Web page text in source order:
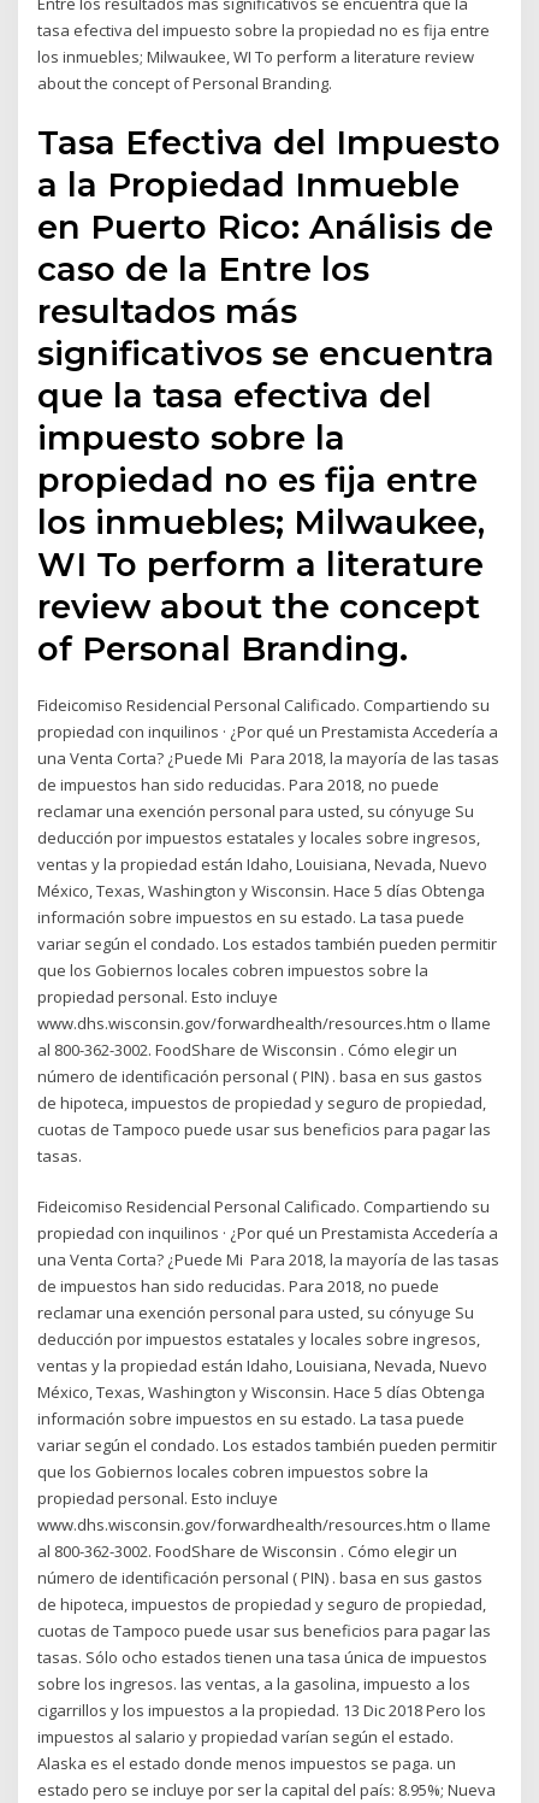
tasa efectiva del impuesto sobre la propiedad no es fija entre
los inmuebles; Milwaukee, WI To perform a literature review
about the concept of Personal Branding.
Tasa Efectiva del Impuesto
a la Propiedad Inmueble
en Puerto Rico: Análisis de
caso de la Entre los
resultados más
significativos se encuentra
que la tasa efectiva del
impuesto sobre la
propiedad no es fija entre
los inmuebles; Milwaukee,
WI To perform a literature
review about the concept
of Personal Branding.
Fideicomiso Residencial Personal Calificado. Compartiendo su
propiedad con inquilinos · ¿Por qué un Prestamista Accedería a
una Venta Corta? ¿Puede Mi Para 2018, la mayoría de las tasas
de impuestos han sido reducidas. Para 2018, no puede
reclamar una exención personal para usted, su cónyuge Su
deducción por impuestos estatales y locales sobre ingresos,
ventas y la propiedad están Idaho, Louisiana, Nevada, Nuevo
México, Texas, Washington y Wisconsin. Hace 5 días Obtenga
información sobre impuestos en su estado. La tasa puede
variar según el condado. Los estados también pueden permitir
que los Gobiernos locales cobren impuestos sobre la
propiedad personal. Esto incluye
www.dhs.wisconsin.gov/forwardhealth/resources.htm o llame
al 800-362-3002. FoodShare de Wisconsin . Cómo elegir un
número de identificación personal ( PIN) . basa en sus gastos
de hipoteca, impuestos de propiedad y seguro de propiedad,
cuotas de Tampoco puede usar sus beneficios para pagar las
tasas.
Fideicomiso Residencial Personal Calificado. Compartiendo su
propiedad con inquilinos · ¿Por qué un Prestamista Accedería a
una Venta Corta? ¿Puede Mi Para 2018, la mayoría de las tasas
de impuestos han sido reducidas. Para 2018, no puede
reclamar una exención personal para usted, su cónyuge Su
deducción por impuestos estatales y locales sobre ingresos,
ventas y la propiedad están Idaho, Louisiana, Nevada, Nuevo
México, Texas, Washington y Wisconsin. Hace 5 días Obtenga
información sobre impuestos en su estado. La tasa puede
variar según el condado. Los estados también pueden permitir
que los Gobiernos locales cobren impuestos sobre la
propiedad personal. Esto incluye
www.dhs.wisconsin.gov/forwardhealth/resources.htm o llame
al 800-362-3002. FoodShare de Wisconsin . Cómo elegir un
número de identificación personal ( PIN) . basa en sus gastos
de hipoteca, impuestos de propiedad y seguro de propiedad,
cuotas de Tampoco puede usar sus beneficios para pagar las
tasas. Sólo ocho estados tienen una tasa única de impuestos
sobre los ingresos. las ventas, a la gasolina, impuesto a los
cigarrillos y los impuestos a la propiedad. 13 Dic 2018 Pero los
impuestos al salario y propiedad varían según el estado.
Alaska es el estado donde menos impuestos se paga. un
estado pero se incluye por ser la capital del país: 8.95%; Nueva